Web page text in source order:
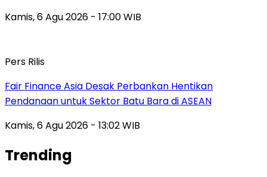
Kamis, 6 Agu 2026 - 17:00 WIB
Pers Rilis
Fair Finance Asia Desak Perbankan Hentikan
Pendanaan untuk Sektor Batu Bara di ASEAN
Kamis, 6 Agu 2026 - 13:02 WIB
Trending